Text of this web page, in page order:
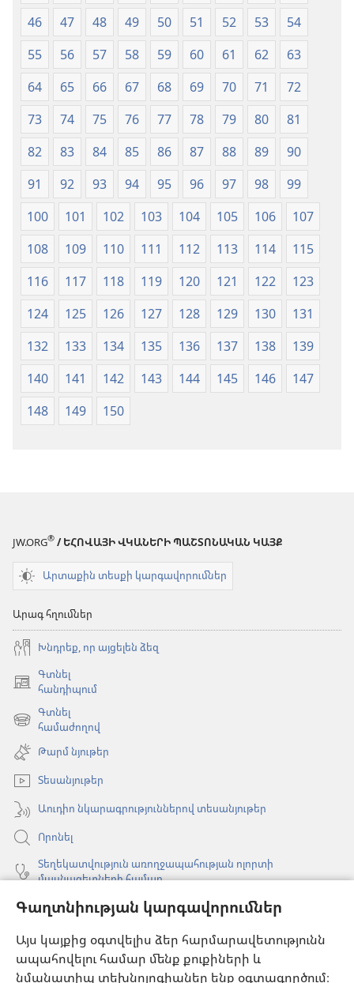
Գաղտնիության կարգավորումներ
Այս կայքից օգտվելիս ձեր հարմարավետությունն
ապահովելու համար մենք քուքիների և
նմանատիպ տեխնոլոգիաներ ենք օգտագործում։
46
47 48 49 50 51 52 53
54
55
56 57 58 59 60 61 62
63
64
65 66 67 68 69 70 71
72
73
74 75 76 77 78 79 80
81
82
83 84 85 86 87 88 89
90
91
92 93 94 95 96 97 98
99
100
101 102 103 104 105 106
107
108
109 110 111 112 113 114
115
116
117 118 119 120 121 122
123
124
125 126 127 128 129 130
131
132
133 134 135 136 137 138
139
140
141 142 143 144 145 146
147
148
149 150
JW.ORG® / ԵՀՈՎԱՅԻ ՎԿԱՆԵՐԻ ՊԱՇՏՈՆԱԿԱՆ ԿԱՅՔ
Արտաքին տեսքի կարգավորումներ
Արագ հղումներ
Խնդրեք, որ այցելեն ձեզ
Գտնել
հանդիպում
(բացվում
նոր
պատուհան)
Գտնել
համաժողով
(բացվում
նոր
պատուհան)
Թարմ նյութեր
Տեսանյութեր
Աուդիո նկարագրություններով տեսանյութեր
Որոնել
Տեղեկատվություն առողջապահության ոլորտի
մասնագետների համար
Գլոբալ հաղորդակցություն
Օգնություն
Նվիրատվություններ
(բացվում